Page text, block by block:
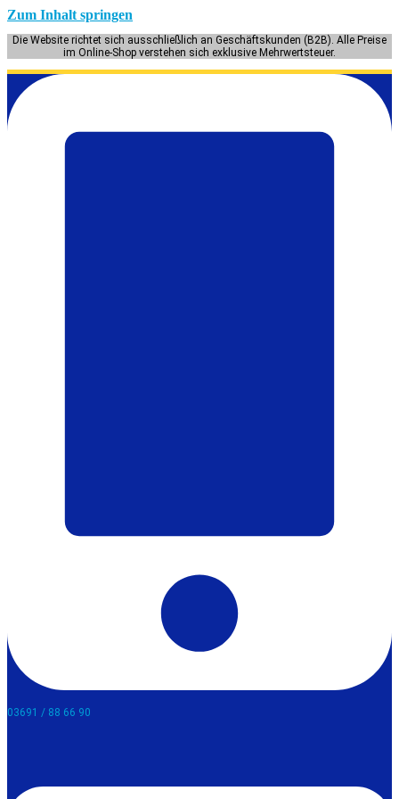
Zum Inhalt springen
Die Website richtet sich ausschließlich an Geschäftskunden (B2B). Alle Preise
im Online-Shop verstehen sich exklusive Mehrwertsteuer.
03691 / 88 66 90​